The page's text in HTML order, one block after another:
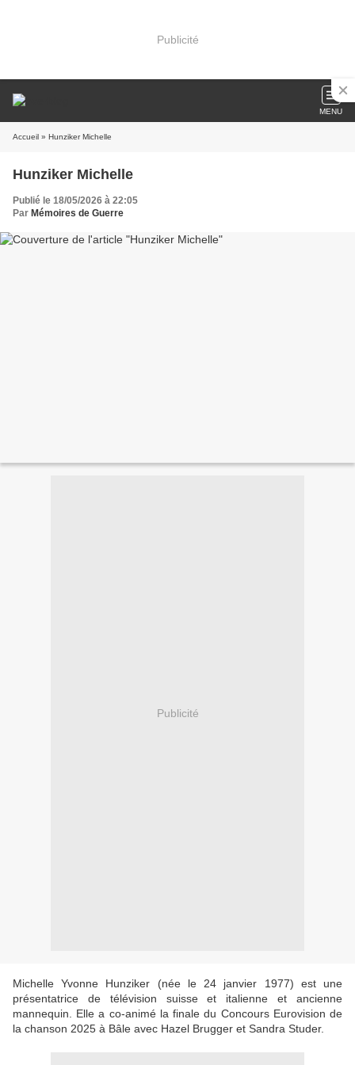
Publicité
MENU
Accueil » Hunziker Michelle
Hunziker Michelle
Publié le 18/05/2026 à 22:05
Par Mémoires de Guerre
Publicité
Michelle Yvonne Hunziker (née le 24 janvier 1977) est une
présentatrice de télévision suisse et italienne et ancienne
mannequin. Elle a co-animé la finale du Concours Eurovision de
la chanson 2025 à Bâle avec Hazel Brugger et Sandra Studer.